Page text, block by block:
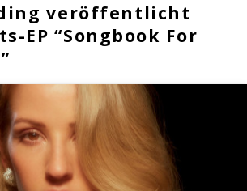
veröffentlicht
EP “Songbook For